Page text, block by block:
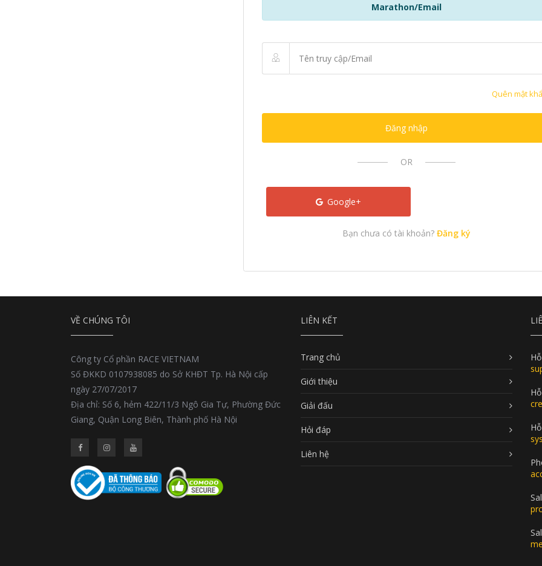
Marathon/Email
Quên mật
Đăng nhập
OR
Google+
Bạn chưa có tài khoản? Đăng ký
VỀ CHÚNG TÔI
Công ty Cổ phần RACE VIETNAM
Số ĐKKD 0107938085 do Sở KHĐT Tp. Hà Nội cấp
ngày 27/07/2017
Địa chỉ: Số 6, hẻm 422/11/3 Ngô Gia Tự, Phường Đức
Giang, Quận Long Biên, Thành phố Hà Nội
LIÊN KẾT
Trang chủ
Giới thiệu
Giải đấu
Hỏi đáp
Liên hệ